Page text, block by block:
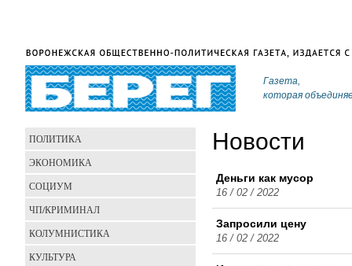
Газета,
которая
Новости
Деньги как мусор
16 / 02 / 2022
Запросили цену
16 / 02 / 2022
ПОЛИТИКА
ЭКОНОМИКА
СОЦИУМ
ЧП/КРИМИНАЛ
КОЛУМНИСТИКА
КУЛЬТУРА